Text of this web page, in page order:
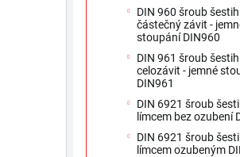
DIN 960 šroub
částečný závit -
stoupání DIN960
DIN 961 šroub
celozávit - jemné
DIN961
DIN 6921 šroub
límcem bez ozubení
DIN 6921 šroub
límcem ozubeným